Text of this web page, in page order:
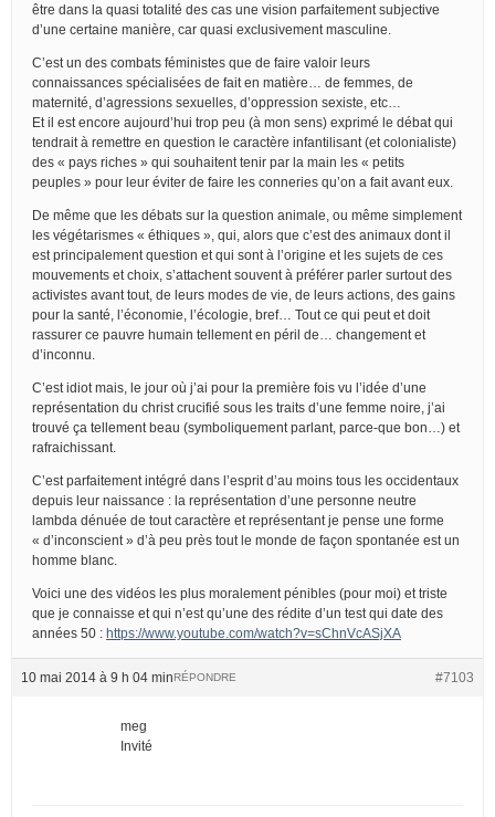
être dans la quasi totalité des cas une vision parfaitement subjective
d’une certaine manière, car quasi exclusivement masculine.
C’est un des combats féministes que de faire valoir leurs
connaissances spécialisées de fait en matière… de femmes, de
maternité, d’agressions sexuelles, d’oppression sexiste, etc…
Et il est encore aujourd’hui trop peu (à mon sens) exprimé le débat qui
tendrait à remettre en question le caractère infantilisant (et colonialiste)
des « pays riches » qui souhaitent tenir par la main les « petits
peuples » pour leur éviter de faire les conneries qu’on a fait avant eux.
De même que les débats sur la question animale, ou même simplement
les végétarismes « éthiques », qui, alors que c’est des animaux dont il
est principalement question et qui sont à l’origine et les sujets de ces
mouvements et choix, s’attachent souvent à préférer parler surtout des
activistes avant tout, de leurs modes de vie, de leurs actions, des gains
pour la santé, l’économie, l’écologie, bref… Tout ce qui peut et doit
rassurer ce pauvre humain tellement en péril de… changement et
d’inconnu.
C’est idiot mais, le jour où j’ai pour la première fois vu l’idée d’une
représentation du christ crucifié sous les traits d’une femme noire, j’ai
trouvé ça tellement beau (symboliquement parlant, parce-que bon…) et
rafraichissant.
C’est parfaitement intégré dans l’esprit d’au moins tous les occidentaux
depuis leur naissance : la représentation d’une personne neutre
lambda dénuée de tout caractère et représentant je pense une forme
« d’inconscient » d’à peu près tout le monde de façon spontanée est un
homme blanc.
Voici une des vidéos les plus moralement pénibles (pour moi) et triste
que je connaisse et qui n’est qu’une des rédite d’un test qui date des
années 50 : https://www.youtube.com/watch?v=sChnVcASjXA
10 mai 2014 à 9 h 04 min #7103
RÉPONDRE
meg
Invité